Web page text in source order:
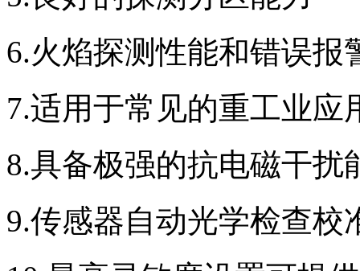
6.火焰探测性能和错误报
7.适用于常见的重工业应
8.具备极强的抗电磁干扰
9.传感器自动光学检查校